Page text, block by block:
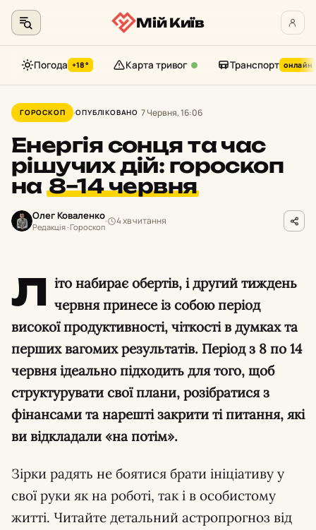
до
контенту
Мій Київ
Погода +18° Карта тривог Транспорт онлайн
ГОРОСКОП ОПУБЛІКОВАНО 7 Червня, 16:06
Енергія сонця та час
рішучих дій: гороскоп
на8–14 червня
Олег Коваленко
Редакція · Гороскоп
4 хв читання
Л іто набирає обертів, і другий тиждень
червня принесе із собою період
високої продуктивності, чіткості в думках та
перших вагомих результатів. Період з 8 по 14
червня ідеально підходить для того, щоб
структурувати свої плани, розібратися з
фінансами та нарешті закрити ті питання, які
ви відкладали «на потім».
Зірки радять не боятися брати ініціативу у
свої руки як на роботі, так і в особистому
житті. Читайте детальний астропрогноз від